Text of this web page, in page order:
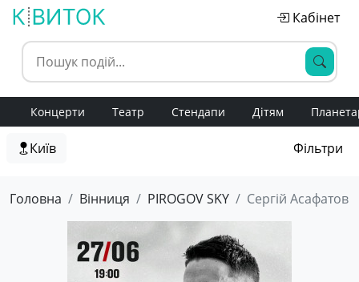
Кабінет
Концерти Театр Стендапи Дітям
Київ Фільтри
Головна Вінниця PIROGOV SKY Сергій Асафатов